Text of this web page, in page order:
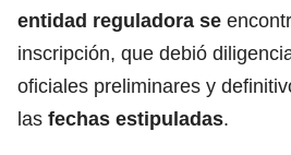
entidad reguladora se
inscripción, que debió
oficiales preliminares y
las fechas estipuladas.